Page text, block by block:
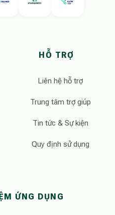
HỖ TRỢ
Liên hệ hỗ trợ
Trung tâm trợ giúp
Tin tức & Sự kiện
Quy định sử dụng
ỨNG DỤNG